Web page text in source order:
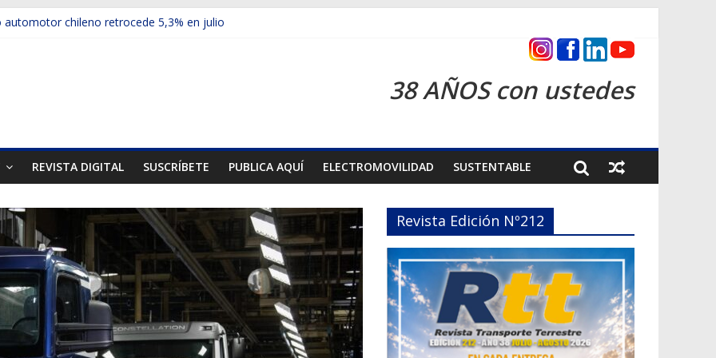
automotor chileno retrocede 5,3% en julio
presentó la recién estrenada Bolden en la Expo Compras Públicas 2026
mercado internacional en lanzar la nueva Maxus T70
38 AÑOS con ustedes
REVISTA DIGITAL SUSCRÍBETE PUBLICA AQUÍ ELECTROMOVILIDAD SUSTENTABLE
Revista Edición Nº212